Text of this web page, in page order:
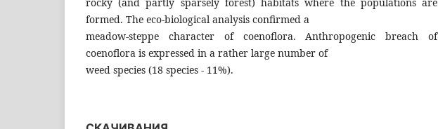
formed. The eco-biological analysis confirmed a
meadow-steppe character of coenoflora. Anthropogenic breach of
coenoflora is expressed in a rather large number of
weed species (18 species - 11%).